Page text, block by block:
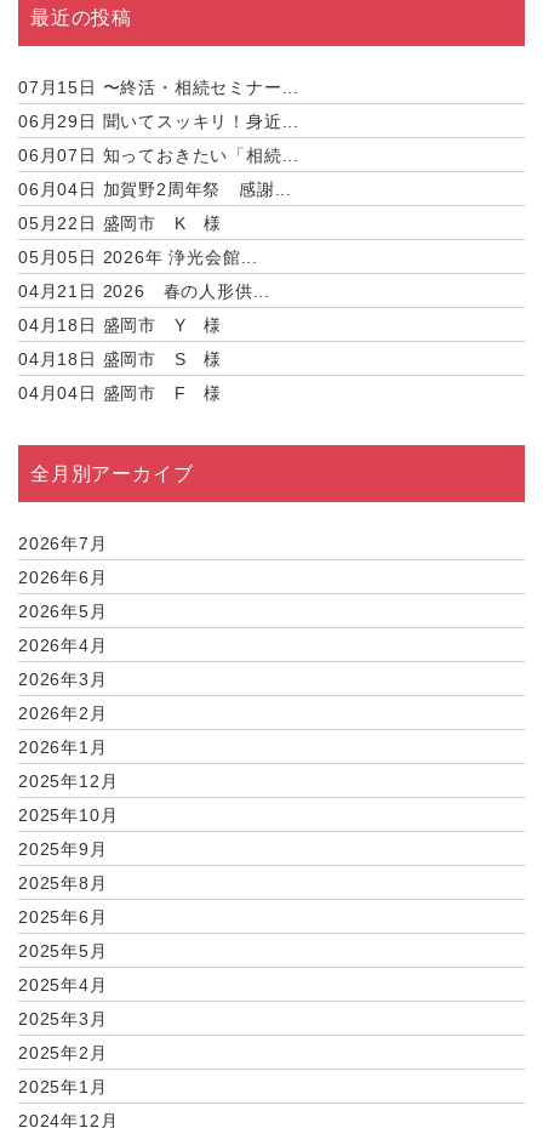
最近の投稿
07月15日 〜終活・相続セミナー...
06月29日 聞いてスッキリ！身近...
06月07日 知っておきたい「相続...
06月04日 加賀野2周年祭 感謝...
05月22日 盛岡市 K 様
05月05日 2026年 浄光会館...
04月21日 2026 春の人形供...
04月18日 盛岡市 Y 様
04月18日 盛岡市 S 様
04月04日 盛岡市 F 様
全月別アーカイブ
2026年7月
2026年6月
2026年5月
2026年4月
2026年3月
2026年2月
2026年1月
2025年12月
2025年10月
2025年9月
2025年8月
2025年6月
2025年5月
2025年4月
2025年3月
2025年2月
2025年1月
2024年12月